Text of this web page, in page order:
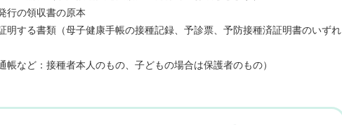
行の領収書の原本
明する書類（母子健康手帳の接種記録、予診票、予防接種済証明書のいずれ
帳など：接種者本人のもの、子どもの場合は保護者のもの）